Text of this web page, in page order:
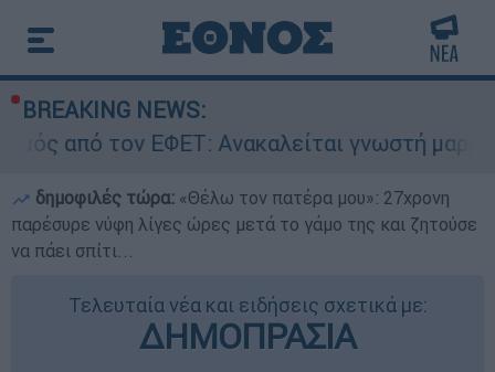
BREAKING NEWS:
ΕΦΕΤ: Ανακαλείται γνωστή μαρμελάδα -
δημοφιλές τώρα: «Θέλω τον πατέρα μου»: 27χρονη
παρέσυρε νύφη λίγες ώρες μετά το γάμο της και ζητούσε
να πάει σπίτι...
Τελευταία νέα και ειδήσεις σχετικά με:
ΔΗΜΟΠΡΑΣΙΑ